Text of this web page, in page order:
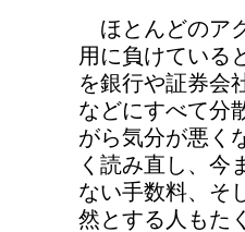
ほとんどのア
用に負けている
を銀行や証券会
などにすべて分
がら気分が悪く
く読み直し、今
ない手数料、そ
然とする人もた